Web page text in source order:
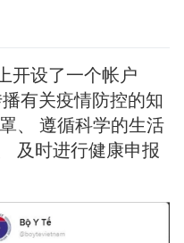
开设了一个帐户
播有关疫情防控的知
、 遵循科学的生活
及时进行健康申报